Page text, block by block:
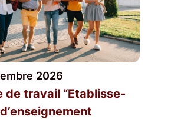
2026
de tra­vail “Eta­blis­se­